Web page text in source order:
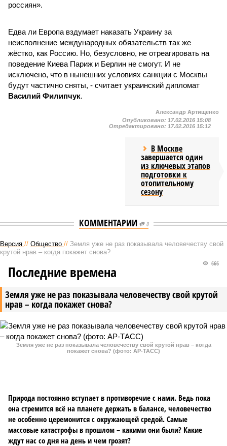
россиян».
Едва ли Европа вздумает наказать Украину за
неисполнение международных обязательств так же
жёстко, как Россию. Но, безусловно, не отреагировать на
поведение Киева Париж и Берлин не смогут. И не
исключено, что в нынешних условиях санкции с Москвы
будут частично сняты, - считает украинский дипломат
Василий Филипчук.
Александр Артищенко
Опубликовано: 17.02.2016 15:08
Отредактировано: 17.02.2016 15:12
В Москве
завершается один
из ключевых этапов
подготовки к
отопительному
сезону
КОММЕНТАРИИ 0
Версия // Общество // Земля уже не раз показывала человечеству свой
крутой нрав – когда покажет снова?
Земля уже не раз показывала человечеству свой крутой
нрав – когда покажет снова?
666
Последние времена
Земля уже не раз показывала человечеству свой крутой нрав – когда
покажет снова? (фото: АР-ТАСС)
Природа постоянно вступает в противоречие с нами. Ведь пока
она стремится всё на планете держать в балансе, человечество
не особенно церемонится с окружающей средой. Самые
массовые катастрофы в прошлом – какими они были? Какие
ждут нас со дня на день и чем грозят?